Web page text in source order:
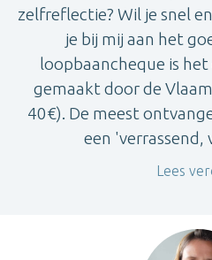
zelfreflectie? Wil je snel
je bij mij aan het
loopbaancheque is
gemaakt door de
40€). De meest
een 'verrassend,
Lees